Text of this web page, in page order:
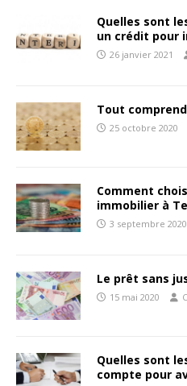
Quelles sont
un crédit pour
26 janvier 2021
Tout
25 octobre 2020
Comment
immobilier à
3 septembre 2020
Le prêt sans
15 mai 2020
Quelles sont
compte pour